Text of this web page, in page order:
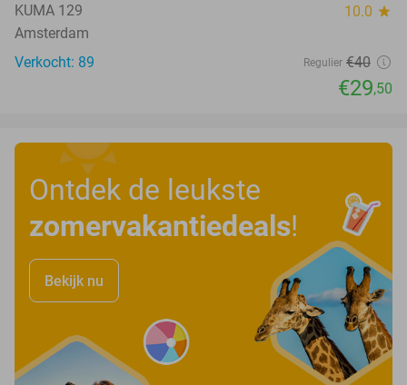
KUMA 129 10.0 star
Amsterdam
Verkocht: 89
Regulier €40
€29,50
Ontdek de leukste
zomervakantiedeals!
Bekijk nu